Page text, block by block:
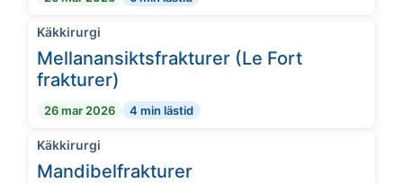
Käkkirurgi
Mellanansiktsfrakturer (Le Fort
frakturer)
26 mar 2026 4 min lästid
Käkkirurgi
Mandibelfrakturer